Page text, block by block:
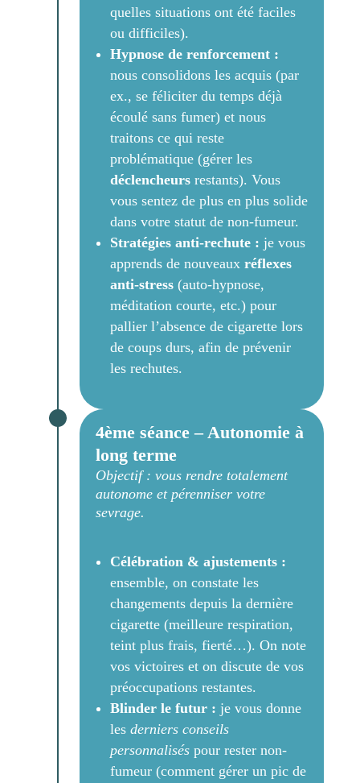
quelles situations ont été faciles
ou difficiles).
Hypnose de renforcement :
nous consolidons les acquis (par
ex., se féliciter du temps déjà
écoulé sans fumer) et nous
traitons ce qui reste
problématique (gérer les
déclencheursrestants). Vous
vous sentez de plus en plus solide
dans votre statut de non-fumeur.
Stratégies anti-rechute : je vous
apprends de nouveaux réflexes
anti-stress(auto-hypnose,
méditation courte, etc.) pour
pallier l’absence de cigarette lors
de coups durs, afin de prévenir
les rechutes.
4ème séance – Autonomie à
long terme
Objectif : vous rendre totalement
autonome et pérenniser votre
sevrage.
Célébration & ajustements :
ensemble, on constate les
changements depuis la dernière
cigarette (meilleure respiration,
teint plus frais, fierté…). On note
vos victoires et on discute de vos
préoccupations restantes.
Blinder le futur : je vous donne
les derniers conseils
personnaliséspour rester non-
fumeur (comment gérer un pic de